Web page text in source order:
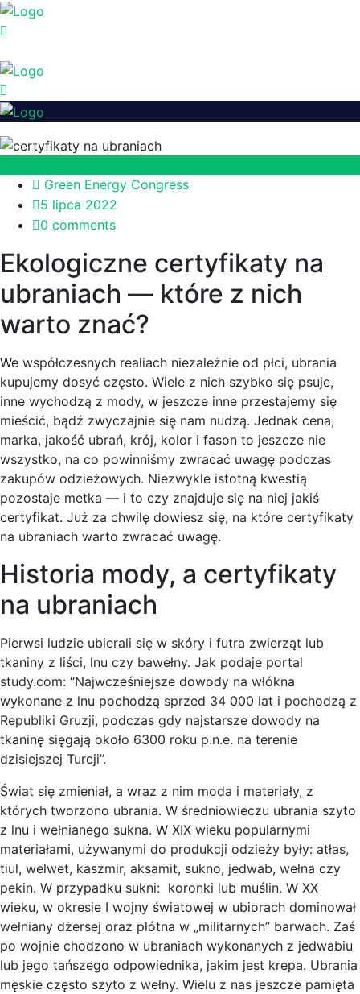
Green Energy Congress
5 lipca 2022
0 comments
Ekologiczne certyfikaty na
ubraniach — które z nich
warto znać?
We współczesnych realiach niezależnie od płci, ubrania
kupujemy dosyć często. Wiele z nich szybko się psuje,
inne wychodzą z mody, w jeszcze inne przestajemy się
mieścić, bądź zwyczajnie się nam nudzą. Jednak cena,
marka, jakość ubrań, krój, kolor i fason to jeszcze nie
wszystko, na co powinniśmy zwracać uwagę podczas
zakupów odzieżowych. Niezwykle istotną kwestią
pozostaje metka — i to czy znajduje się na niej jakiś
certyfikat. Już za chwilę dowiesz się, na które certyfikaty
na ubraniach warto zwracać uwagę.
Historia mody, a certyfikaty
na ubraniach
Pierwsi ludzie ubierali się w skóry i futra zwierząt lub
tkaniny z liści, lnu czy bawełny. Jak podaje portal
study.com: “Najwcześniejsze dowody na włókna
wykonane z lnu pochodzą sprzed 34 000 lat i pochodzą z
Republiki Gruzji, podczas gdy najstarsze dowody na
tkaninę sięgają około 6300 roku p.n.e. na terenie
dzisiejszej Turcji”.
Świat się zmieniał, a wraz z nim moda i materiały, z
których tworzono ubrania. W średniowieczu ubrania szyto
z lnu i wełnianego sukna. W XIX wieku popularnymi
materiałami, używanymi do produkcji odzieży były: atłas,
tiul, welwet, kaszmir, aksamit, sukno, jedwab, wełna czy
pekin. W przypadku sukni: koronki lub muślin. W XX
wieku, w okresie I wojny światowej w ubiorach dominował
wełniany dżersej oraz płótna w „militarnych” barwach. Zaś
po wojnie chodzono w ubraniach wykonanych z jedwabiu
lub jego tańszego odpowiednika, jakim jest krepa. Ubrania
męskie często szyto z wełny. Wielu z nas jeszcze pamięta